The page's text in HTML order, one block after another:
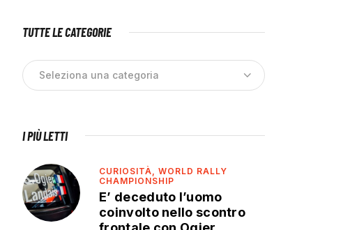
TUTTE LE CATEGORIE
I PIÙ LETTI
CURIOSITÀ,WORLD RALLY
CHAMPIONSHIP
E’ deceduto l’uomo
coinvolto nello scontro